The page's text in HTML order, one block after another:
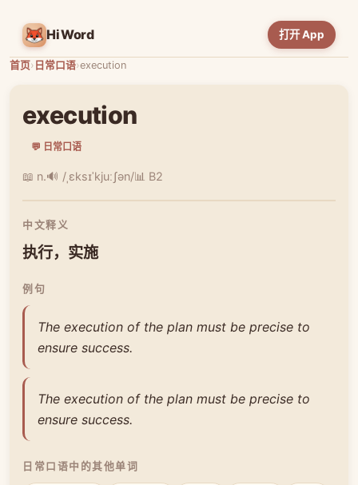
HiWord 打开 App
首页› 日常口语›execution
execution
💬 日常口语
📖 n.🔊 /ˌɛksɪˈkjuːʃən/📊 B2
中文释义
执行，实施
例句
The execution of the plan must be precise to
ensure success.
The execution of the plan must be precise to
ensure success.
日常口语中的其他单词